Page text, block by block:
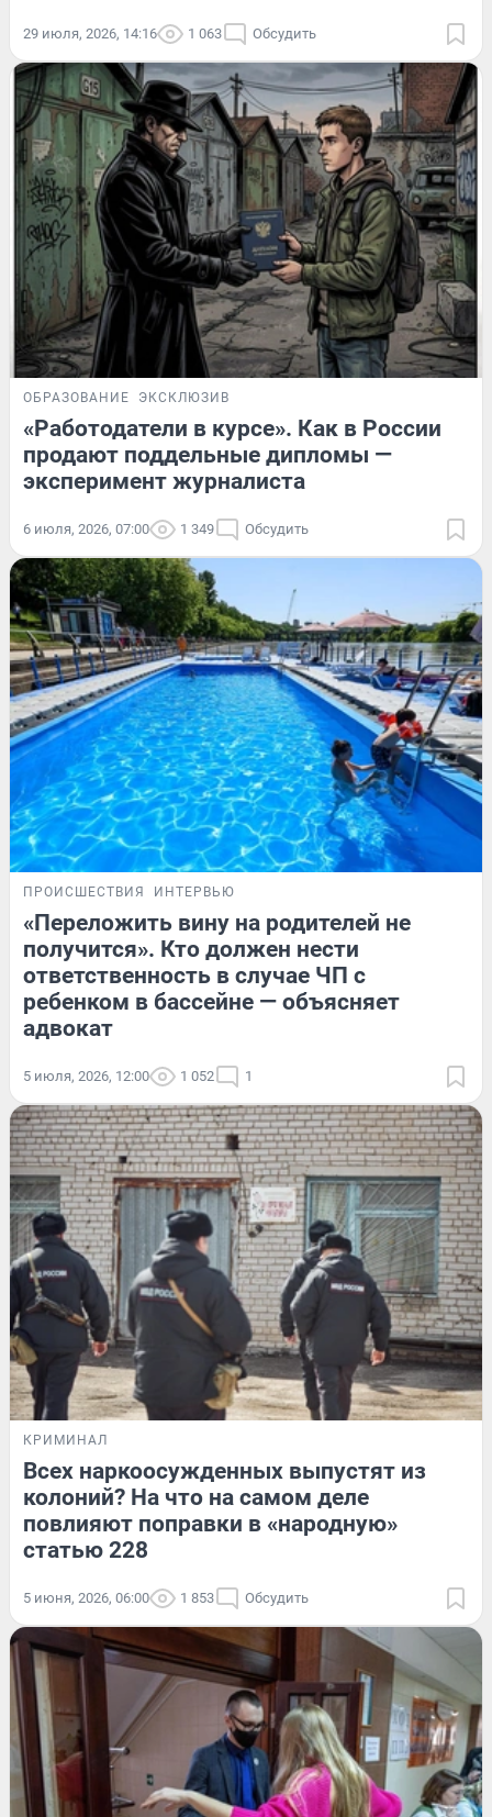
29 июля, 2026, 14:16 1 063 Обсудить
ОБРАЗОВАНИЕ ЭКСКЛЮЗИВ
«Работодатели в курсе». Как в России
продают поддельные дипломы —
эксперимент журналиста
6 июля, 2026, 07:00 1 349 Обсудить
ПРОИСШЕСТВИЯ ИНТЕРВЬЮ
«Переложить вину на родителей не
получится». Кто должен нести
ответственность в случае ЧП с
ребенком в бассейне — объясняет
адвокат
5 июля, 2026, 12:00 1 052 1
КРИМИНАЛ
Всех наркоосужденных выпустят из
колоний? На что на самом деле
повлияют поправки в «народную»
статью 228
5 июня, 2026, 06:00 1 853 Обсудить